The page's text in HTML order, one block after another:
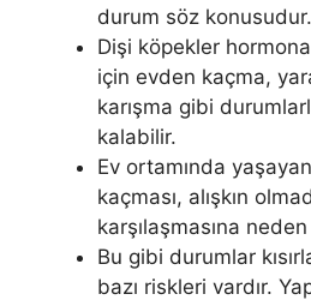
durum söz konusudur.
Dişi köpekler
için evden kaçma,
karışma gibi
kalabilir.
Ev ortamında
kaçması, alışkın
karşılaşmasına
Bu gibi durumlar
bazı riskleri vardır.